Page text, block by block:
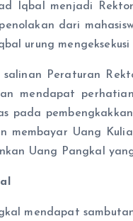
Iqbal menjadi
dari
urung
Peraturan
mendapat
pada
membayar Uang
Uang Pangkal
mendapat